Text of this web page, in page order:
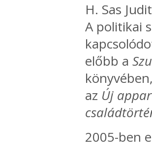
H. Sas
A politikai
előbb a
az Új
2005-ben